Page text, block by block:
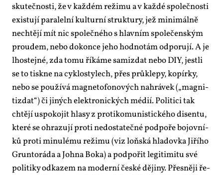
sku­teč­nos­ti, že v kaž­dém re­ži­mu a v kaž­dé spo­leč­nos­ti
exis­tu­jí pa­ra­lel­ní kul­tur­ní struk­tu­ry, jež mi­ni­mál­ně
ne­chtě­jí mít nic spo­leč­né­ho s hlav­ním spo­le­čen­ským
prou­dem, ne­bo do­kon­ce je­ho hod­no­tám od­po­ru­jí. A je
lhos­tej­né, zda to­mu ří­ká­me sa­mizdat ne­bo DIY, jest­li
se to tisk­ne na cyk­losty­lech, přes prů­kle­py, ko­pír­ky,
ne­bo se po­u­ží­vá mag­ne­to­fo­no­vých na­hrá­vek („mag­ni­
tizdat“) či ji­ných elek­tro­nic­kých mé­dií. Po­li­ti­ci tak
chtě­jí uspo­ko­jit hla­sy z pro­ti­ko­mu­nis­tic­ké­ho di­sen­tu,
kte­ré se ohra­zu­jí pro­ti ne­do­sta­teč­né pod­po­ře bo­jov­ní­
ků pro­ti mi­nu­lé­mu re­ži­mu (viz loň­ská hla­dov­ka Ji­ří­ho
Grun­to­rá­da a Joh­na Bo­ka) a pod­po­řit le­gi­ti­mi­tu své
po­li­ti­ky od­ka­zem na mo­der­ní čes­ké dě­ji­ny. Přes­ně­ji ře­